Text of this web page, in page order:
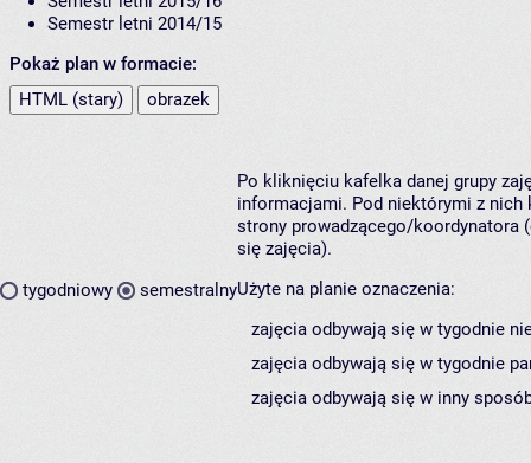
Semestr letni 2014/15
Pokaż plan w formacie:
HTML (stary)
obrazek
tygodniowy semestralny
Po kliknięciu kafelka danej grupy
informacjami. Pod niektórymi z nich
strony prowadzącego/koordynatora
się zajęcia).
Użyte na planie oznaczenia:
zajęcia odbywają się w tygodnie
zajęcia odbywają się w tygodnie
zajęcia odbywają się w inny